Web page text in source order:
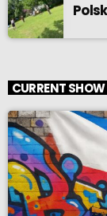
CURRENT SHOW